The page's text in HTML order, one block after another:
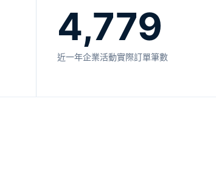
4,779
近一年企業活動實際訂單筆數